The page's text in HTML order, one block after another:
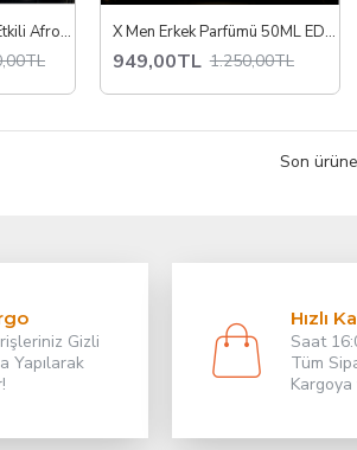
Chevron Pheromone Etkili Afrodizyak Kalıcı EDP Parfüm 50 ml X Men Erkek Parfümü 50ML EDP %22 Esans Günlük Kullanım Erkek Kokusu
949,00TL 1.250,00TL
Son ürüne
Gizli
Yapılarak
Hızlı
Saat
Tüm